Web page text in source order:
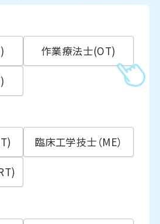
作業療法士(OT)
臨床工学技士（ME）